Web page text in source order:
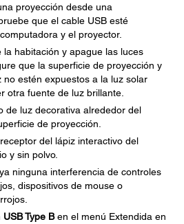
proyección desde una
que el cable USB esté
y el proyector.
la habitación y apague las luces
que la superficie de proyección y
no estén expuestos a la luz solar
otra fuente de luz brillante.
de luz decorativa alrededor del
de proyección.
del lápiz interactivo del
y sin polvo.
ninguna interferencia de controles
dispositivos de mouse o
USB Type Ben el menú Extendida en